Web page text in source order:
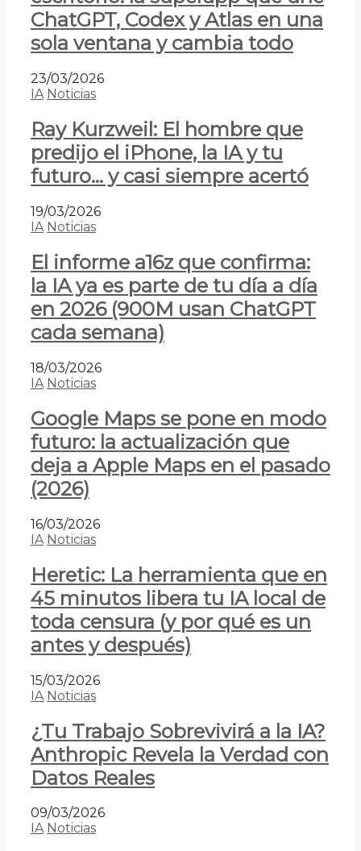
ChatGPT, Codex y Atlas en una
sola ventana y cambia todo
23/03/2026
IA Noticias
Ray Kurzweil: El hombre que
predijo el iPhone, la IA y tu
futuro… y casi siempre acertó
19/03/2026
IA Noticias
El informe a16z que confirma:
la IA ya es parte de tu día a día
en 2026 (900M usan ChatGPT
cada semana)
18/03/2026
IA Noticias
Google Maps se pone en modo
futuro: la actualización que
deja a Apple Maps en el pasado
(2026)
16/03/2026
IA Noticias
Heretic: La herramienta que en
45 minutos libera tu IA local de
toda censura (y por qué es un
antes y después)
15/03/2026
IA Noticias
¿Tu Trabajo Sobrevivirá a la IA?
Anthropic Revela la Verdad con
Datos Reales
09/03/2026
IA Noticias